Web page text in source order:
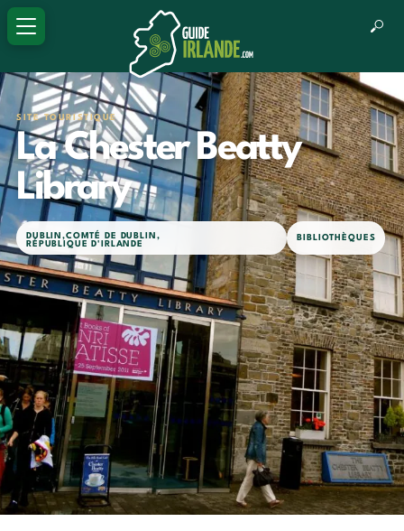
SITE TOURISTIQUE
La Chester Beatty
Library
DUBLIN,COMTÉ DE DUBLIN ,
RÉPUBLIQUE D'IRLANDE
BIBLIOTHÈQUES